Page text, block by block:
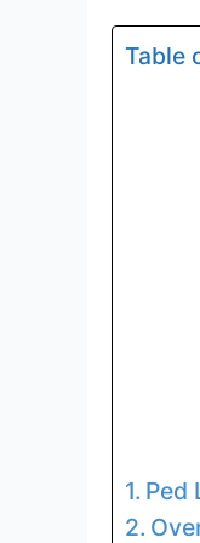
Table
Ped